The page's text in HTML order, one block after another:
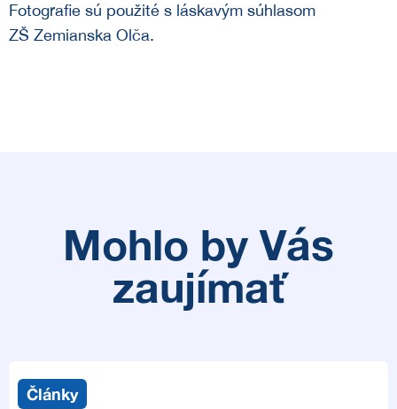
Fotografie sú použité s láskavým súhlasom
ZŠ Zemianska Olča.
Mohlo by Vás
zaujímať
Články